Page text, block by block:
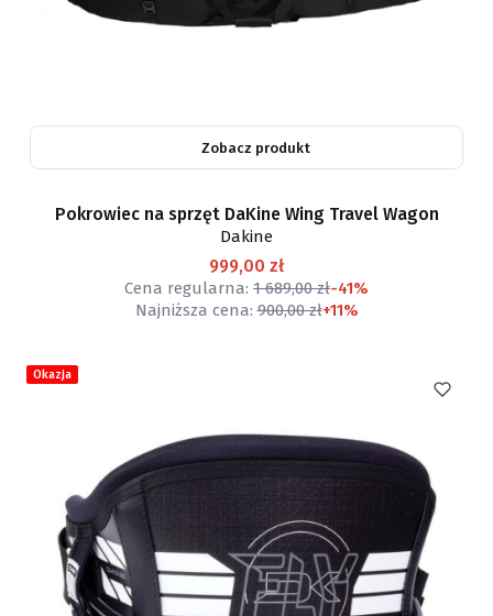
Zobacz produkt
Pokrowiec na sprzęt DaKine Wing Travel Wagon
Dakine
999,00 zł
Cena regularna: 1 689,00 zł-41%
Najniższa cena: 900,00 zł+11%
Okazja